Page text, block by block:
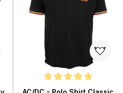
5 von 5 Sternen
Durchschnittliche Bewertung